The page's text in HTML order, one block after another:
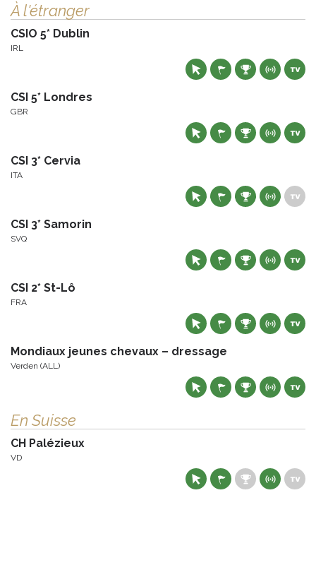
À l'étranger
CSIO 5* Dublin
IRL
CSI 5* Londres
GBR
CSI 3* Cervia
ITA
CSI 3* Samorin
SVQ
CSI 2* St-Lô
FRA
Mondiaux jeunes chevaux – dressage
Verden (ALL)
En Suisse
CH Palézieux
VD